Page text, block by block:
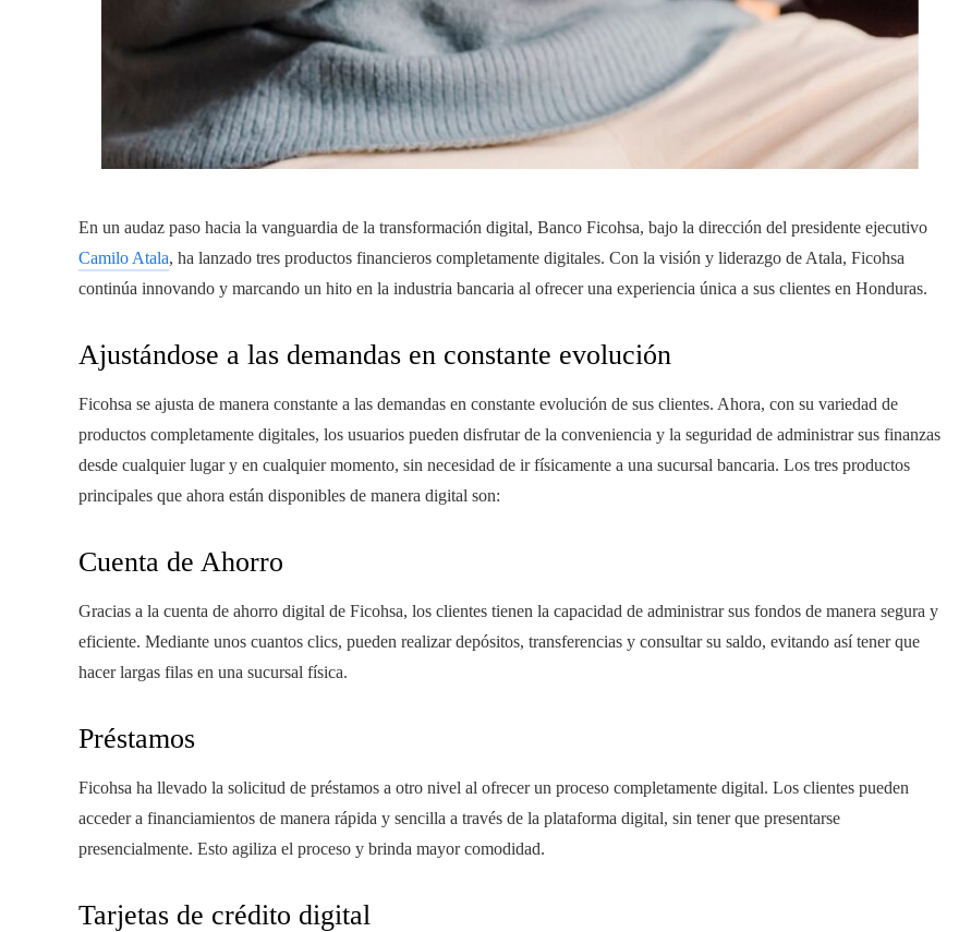
En un audaz paso hacia la vanguardia de la transformación digital, Banco Ficohsa, bajo la dirección del presidente ejecutivo
Camilo Atala, ha lanzado tres productos financieros completamente digitales. Con la visión y liderazgo de Atala, Ficohsa
continúa innovando y marcando un hito en la industria bancaria al ofrecer una experiencia única a sus clientes en Honduras.
Ajustándose a las demandas en constante evolución
Ficohsa se ajusta de manera constante a las demandas en constante evolución de sus clientes. Ahora, con su variedad de
productos completamente digitales, los usuarios pueden disfrutar de la conveniencia y la seguridad de administrar sus finanzas
desde cualquier lugar y en cualquier momento, sin necesidad de ir físicamente a una sucursal bancaria. Los tres productos
principales que ahora están disponibles de manera digital son:
Cuenta de Ahorro
Gracias a la cuenta de ahorro digital de Ficohsa, los clientes tienen la capacidad de administrar sus fondos de manera segura y
eficiente. Mediante unos cuantos clics, pueden realizar depósitos, transferencias y consultar su saldo, evitando así tener que
hacer largas filas en una sucursal física.
Préstamos
Ficohsa ha llevado la solicitud de préstamos a otro nivel al ofrecer un proceso completamente digital. Los clientes pueden
acceder a financiamientos de manera rápida y sencilla a través de la plataforma digital, sin tener que presentarse
presencialmente. Esto agiliza el proceso y brinda mayor comodidad.
Tarjetas de crédito digital